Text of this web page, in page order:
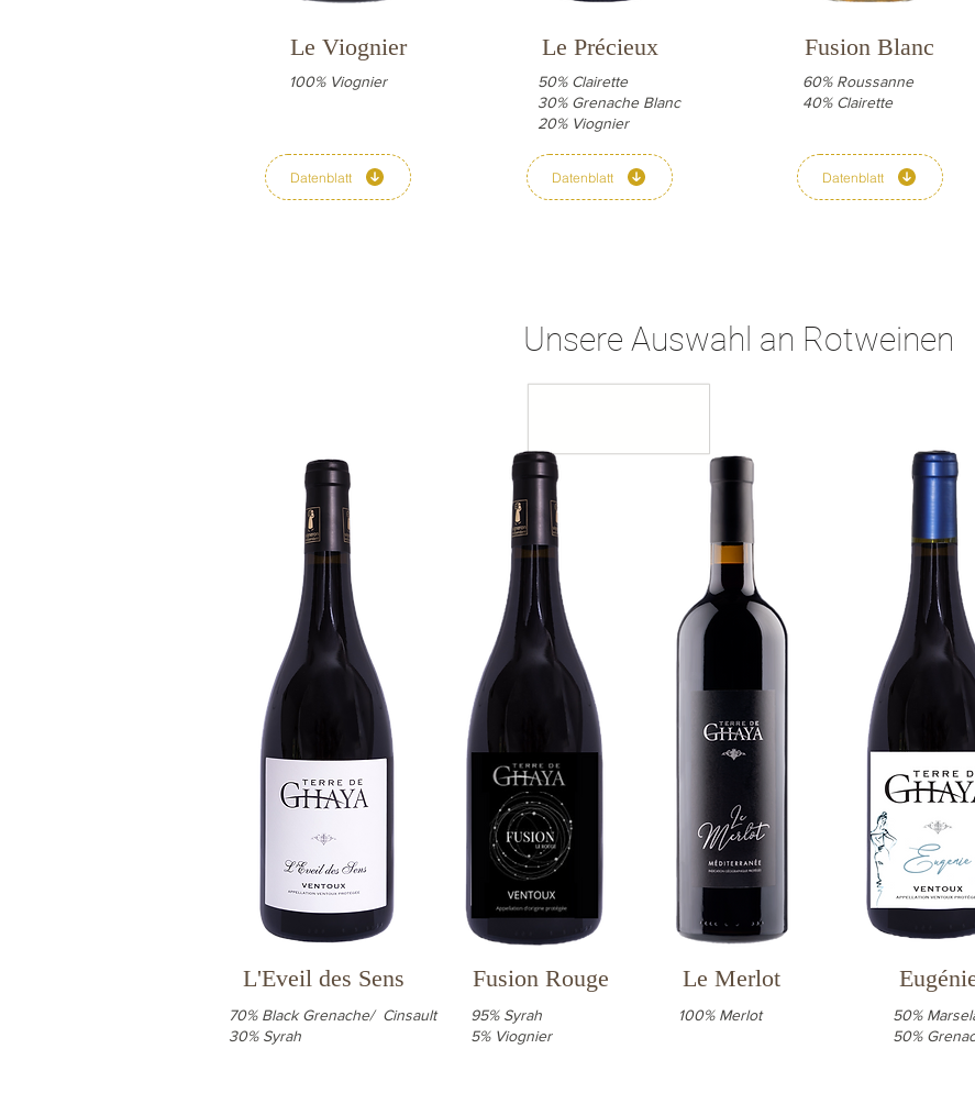
Le Viognier Le Précieux Fusion Blanc
100% Viognier
50% Clairette
30% Grenache Blanc
20% Viognier
60% Roussanne
40% Clairette
Datenblatt Datenblatt Datenblatt
Unsere Auswahl an Rotweinen
L'Eveil des Sens Fusion Rouge Le Merlot
70% Black Grenache/ Cinsault
30% Syrah
95% Syrah
5% Viognier
100% Merlot
50%
50%